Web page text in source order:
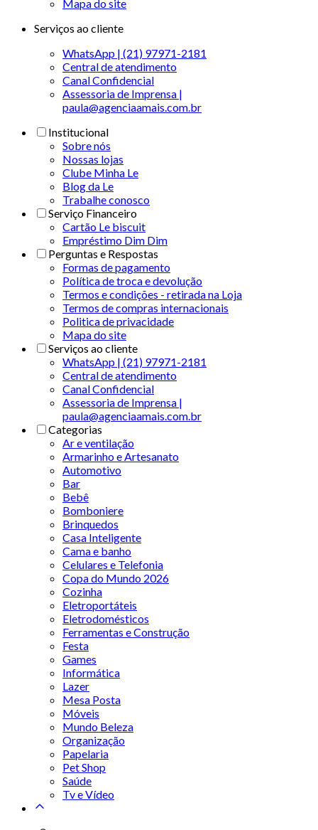
Mapa do site
Serviços ao cliente
WhatsApp | (21) 97971-2181
Central de atendimento
Canal Confidencial
Assessoria de Imprensa |
paula@agenciaamais.com.br
Institucional
Sobre nós
Nossas lojas
Clube Minha Le
Blog da Le
Trabalhe conosco
Serviço Financeiro
Cartão Le biscuit
Empréstimo Dim Dim
Perguntas e Respostas
Formas de pagamento
Política de troca e devolução
Termos e condições - retirada na Loja
Termos de compras internacionais
Politica de privacidade
Mapa do site
Serviços ao cliente
WhatsApp | (21) 97971-2181
Central de atendimento
Canal Confidencial
Assessoria de Imprensa |
paula@agenciaamais.com.br
Categorias
Ar e ventilação
Armarinho e Artesanato
Automotivo
Bar
Bebê
Bomboniere
Brinquedos
Casa Inteligente
Cama e banho
Celulares e Telefonia
Copa do Mundo 2026
Cozinha
Eletroportáteis
Eletrodomésticos
Ferramentas e Construção
Festa
Games
Informática
Lazer
Mesa Posta
Móveis
Mundo Beleza
Organização
Papelaria
Pet Shop
Saúde
Tv e Vídeo